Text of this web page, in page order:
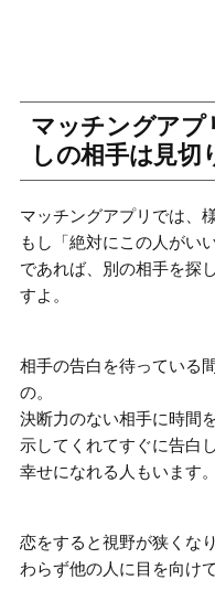
マッチングアプ
しの相手は見切
マッチングアプリでは、
もし「絶対にこの人がい
であれば、別の相手を探
すよ。
相手の告白を待っている
の。
決断力のない相手に時間
示してくれてすぐに告白
幸せになれる 人もいます。
恋をすると視野が狭くな
わらず他の人に目を向け